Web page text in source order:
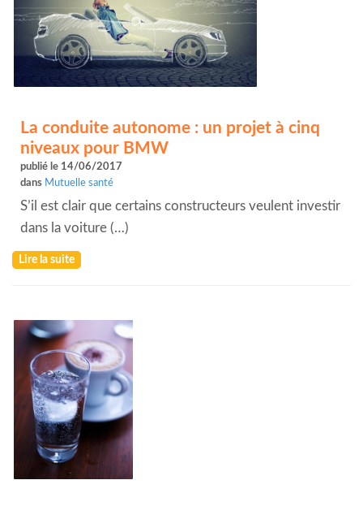
La conduite autonome : un projet à cinq
niveaux pour BMW
publié le 14/06/2017
dans Mutuelle santé
S’il est clair que certains constructeurs veulent investir
dans la voiture (…)
Lire la suite